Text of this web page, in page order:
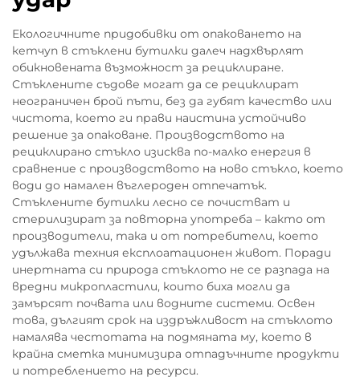
Екологичните придобивки от опаковането на
кетчуп в стъклени бутилки далеч надхвърлят
обикновената възможност за рециклиране.
Стъклените съдове могат да се рециклират
неограничен брой пъти, без да губят качество или
чистота, което ги прави наистина устойчиво
решение за опаковане. Производството на
рециклирано стъкло изисква по-малко енергия в
сравнение с производството на ново стъкло, което
води до намален въглероден отпечатък.
Стъклените бутилки лесно се почистват и
стерилизират за повторна употреба – както от
производители, така и от потребители, което
удължава техния експлоатационен живот. Поради
инертната си природа стъклото не се разпада на
вредни микропластили, които биха могли да
замърсят почвата или водните системи. Освен
това, дългият срок на издръжливост на стъклото
намалява честотата на подмяната му, което в
крайна сметка минимизира отпадъчните продукти
и потреблението на ресурси.